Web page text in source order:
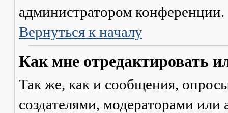
администратором конференции.
Вернуться к началу
Как мне отредактировать
Так же, как и сообщения,
создателями, модераторами